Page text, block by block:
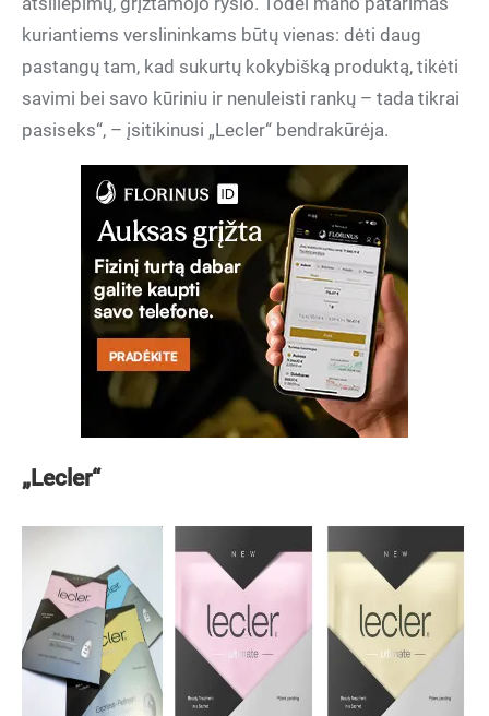
kuriantiems verslininkams būtų vienas: dėti daug
pastangų tam, kad sukurtų kokybišką produktą, tikėti
savimi bei savo kūriniu ir nenuleisti rankų – tada tikrai
pasiseks“, – įsitikinusi „Lecler“ bendrakūrėja.
„Lecler“